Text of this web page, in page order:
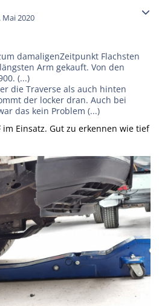
Mai 2020
damaligenZeitpunkt Flachsten
Arm gekauft. Von den
(...)
die Traverse als auch hinten
der locker dran. Auch bei
das kein Problem (...)
im Einsatz. Gut zu erkennen wie tief